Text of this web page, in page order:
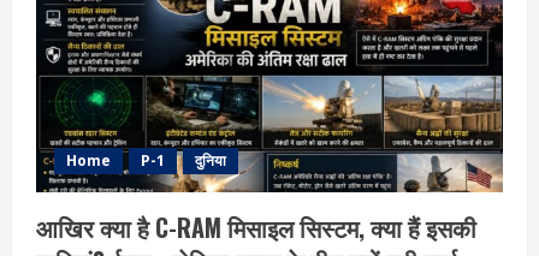
Home P-1 दुनिया
आखिर क्या है C-RAM मिसाइल सिस्टम, क्या हैं इसकी